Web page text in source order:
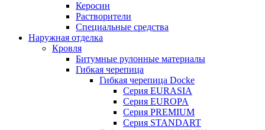
Керосин
Растворители
Специальные средства
Наружная отделка
Кровля
Битумные рулонные материалы
Гибкая черепица
Гибкая черепица Docke
Серия EURASIA
Серия EUROPA
Серия PREMIUM
Серия STANDART